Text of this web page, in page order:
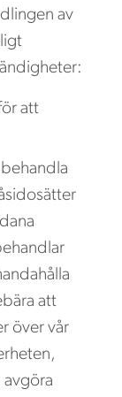
av
att
att
över vår